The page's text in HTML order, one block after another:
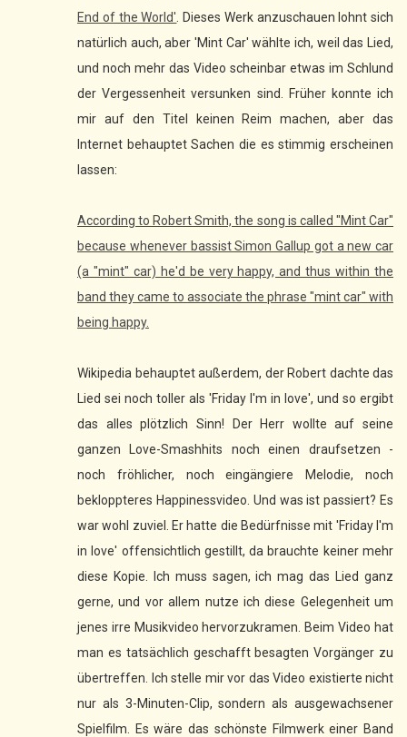
End of the World' . Dieses Werk anzuschauen lohnt sich
natürlich auch, aber 'Mint Car' wählte ich, weil das Lied,
und noch mehr das Video scheinbar etwas im Schlund
der Vergessenheit versunken sind. Früher konnte ich
mir auf den Titel keinen Reim machen, aber das
Internet behauptet Sachen die es stimmig erscheinen
lassen:
According to Robert Smith, the song is called "Mint Car"
because whenever bassist Simon Gallup got a new car
(a "mint" car) he'd be very happy, and thus within the
band they came to associate the phrase "mint car" with
being happy.
Wikipedia behauptet außerdem, der Robert dachte das
Lied sei noch toller als 'Friday I'm in love', und so ergibt
das alles plötzlich Sinn! Der Herr wollte auf seine
ganzen Love-Smashhits noch einen draufsetzen -
noch fröhlicher, noch eingängiere Melodie, noch
bekloppteres Happinessvideo. Und was ist passiert? Es
war wohl zuviel. Er hatte die Bedürfnisse mit 'Friday I'm
in love' offensichtlich gestillt, da brauchte keiner mehr
diese Kopie. Ich muss sagen, ich mag das Lied ganz
gerne, und vor allem nutze ich diese Gelegenheit um
jenes irre Musikvideo hervorzukramen. Beim Video hat
man es tatsächlich geschafft besagten Vorgänger zu
übertreffen. Ich stelle mir vor das Video existierte nicht
nur als 3-Minuten-Clip, sondern als ausgewachsener
Spielfilm. Es wäre das schönste Filmwerk einer Band